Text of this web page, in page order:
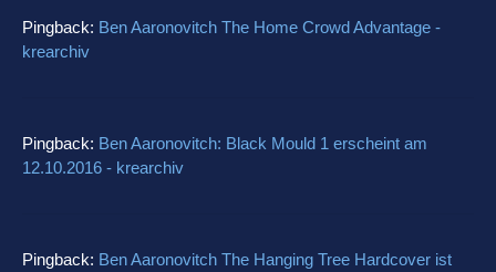
Pingback: Ben Aaronovitch The Home Crowd Advantage -
krearchiv
Pingback: Ben Aaronovitch: Black Mould 1 erscheint am
12.10.2016 - krearchiv
Pingback: Ben Aaronovitch The Hanging Tree Hardcover ist